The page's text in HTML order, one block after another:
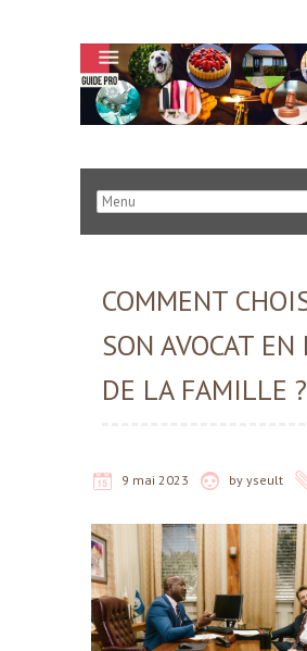
COMMENT
SON AVOCAT
DE LA FAMILLE ?
9 mai 2023 by yseult